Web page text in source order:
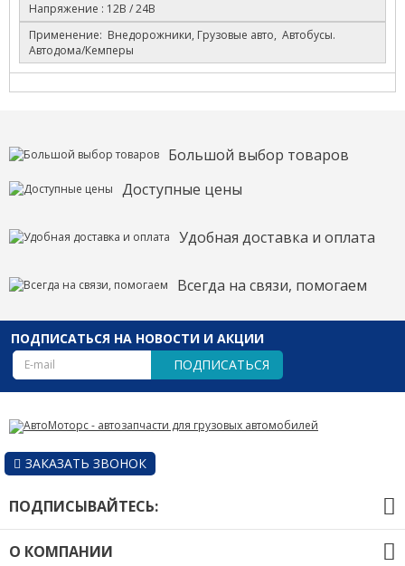
Напряжение : 12В / 24В
Применение: Внедорожники, Грузовые авто, Автобусы.
Автодома/Кемперы
Большой выбор товаров
Доступные цены
Удобная доставка и оплата
Всегда на связи, помогаем
ПОДПИСАТЬСЯ НА НОВОСТИ И АКЦИИ
ПОДПИСАТЬСЯ
ЗАКАЗАТЬ ЗВОНОК
ПОДПИСЫВАЙТЕСЬ:
О КОМПАНИИ